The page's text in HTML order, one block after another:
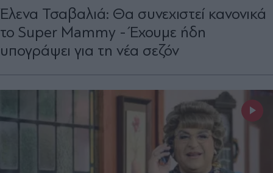
Έλενα Τσαβαλιά: Θα συνεχιστεί κανονικά
το Super Mammy - Έχουμε ήδη
υπογράψει για τη νέα σεζόν